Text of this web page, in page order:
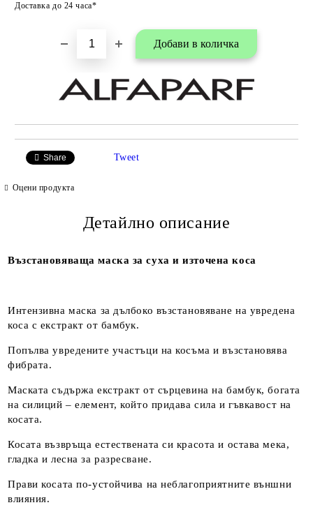
Доставка до 24 часа*
Share Tweet
Оцени продукта
Детайлно описание
Възстановяваща маска за суха и източена коса
Интензивна маска за дълбоко възстановяване на увредена
коса с екстракт от бамбук.
Попълва увредените участъци на косъма и възстановява
фибрата.
Маската съдържа екстракт от сърцевина на бамбук, богата
на силиций – елемент, който придава сила и гъвкавост на
косата.
Косата възвръща естествената си красота и остава мека,
гладка и лесна за разресване.
Прави косата по-устойчива на неблагоприятните външни
влияния.